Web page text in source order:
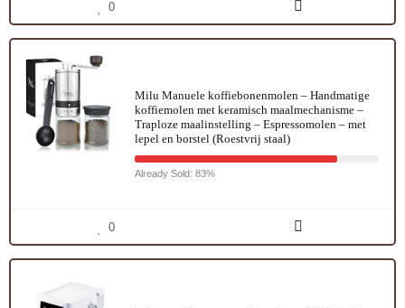
0
Milu Manuele koffiebonenmolen – Handmatige
koffiemolen met keramisch maalmechanisme –
Traploze maalinstelling – Espressomolen – met
lepel en borstel (Roestvrij staal)
Already Sold: 83%
0